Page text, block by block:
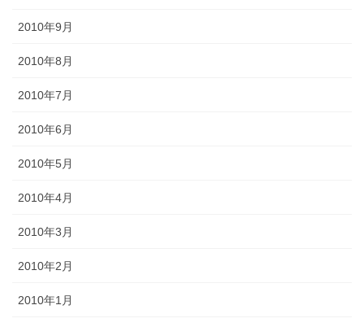
2010年9月
2010年8月
2010年7月
2010年6月
2010年5月
2010年4月
2010年3月
2010年2月
2010年1月